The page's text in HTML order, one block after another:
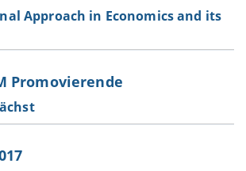
Approach in Economics and its
Promovierende